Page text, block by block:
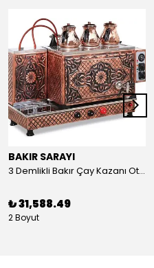
BAKIR SARAYI
3 Demlikli Bakır Çay Kazanı Otomatik, 30 Litre
₺ 31,588.49
2 Boyut